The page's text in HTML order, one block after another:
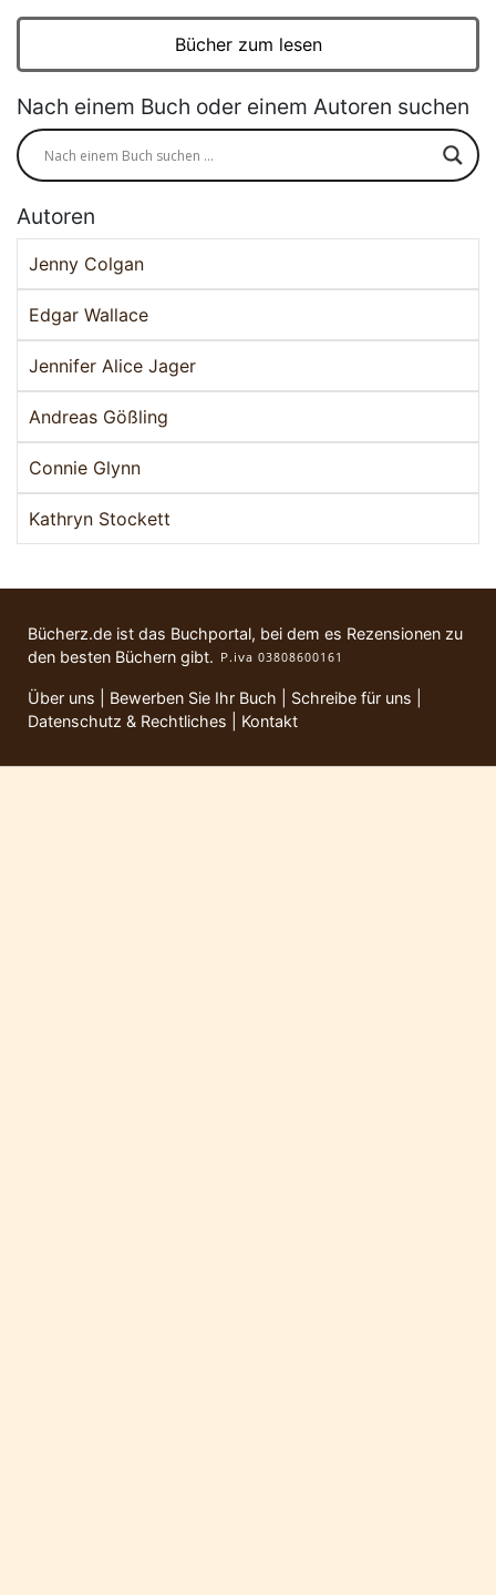
Bücher zum lesen
Nach einem Buch oder einem Autoren suchen
Autoren
Jenny Colgan
Edgar Wallace
Jennifer Alice Jager
Andreas Gößling
Connie Glynn
Kathryn Stockett
Bücherz.de ist das Buchportal, bei dem es Rezensionen zu
den besten Büchern gibt.
Über uns Bewerben Sie Ihr Buch Schreibe für uns
Datenschutz & Rechtliches
Kontakt